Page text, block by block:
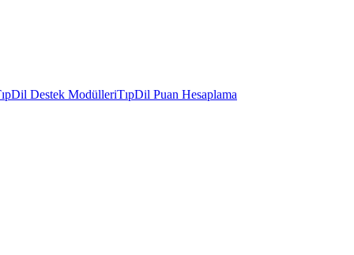
Destek ModülleriTıpDil Puan Hesaplama